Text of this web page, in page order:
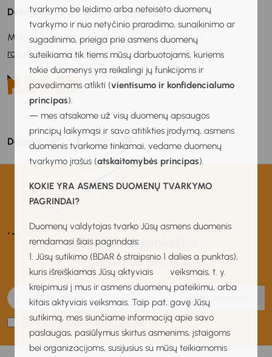
tvarkymo be leidimo arba neteisėto duomenų
tvarkymo ir nuo netyčinio praradimo, sunaikinimo ar
sugadinimo, prieiga prie asmens duomenų
suteikiama tik tiems mūsų darbuotojams, kuriems
tokie duomenys yra reikalingi jų funkcijoms ir
pavedimams atlikti (vientisumo ir konfidencialumo
principas).
— mes atsakome už visų duomenų apsaugos
principų laikymąsi ir savo atitikties įrodymą, asmens
duomenis tvarkome tinkamai, vedame duomenų
tvarkymo įrašus (atskaitomybės principas).
KOKIE YRA ASMENS DUOMENŲ TVARKYMO
PAGRINDAI?
Duomenų valdytojas tvarko Jūsų asmens duomenis
remdamasi šiais pagrindais:
1. Jūsų sutikimo (BDAR 6 straipsnio 1 dalies a punktas),
kuris išreiškiamas Jūsų aktyviais veiksmais, t. y.
kreipimusi į mus ir asmens duomenų pateikimu, arba
kitais aktyviais veiksmais. Taip pat, gavę Jūsų
sutikimą, mes siunčiame informaciją apie savo
paslaugas, pasiūlymus skirtus asmenims, įstaigoms
bei organizacijoms, susijusius su mūsų teikiamomis
Dėkojame už atsakingąregistraciją.
Mokymų organizavimo klausimais kreiptis el. p.
rasa.krakauskiene@linesa.lt, tel. nr. +370 655 63551.
Dalintis:
MUKIS naujienlaiškis
Gaukite naujienas pirmas!
Prenumeruoti
Sutinku su privatumo politika